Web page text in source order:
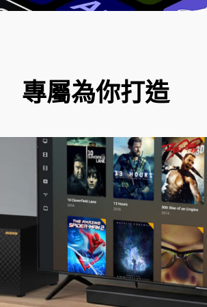
專屬為你打造